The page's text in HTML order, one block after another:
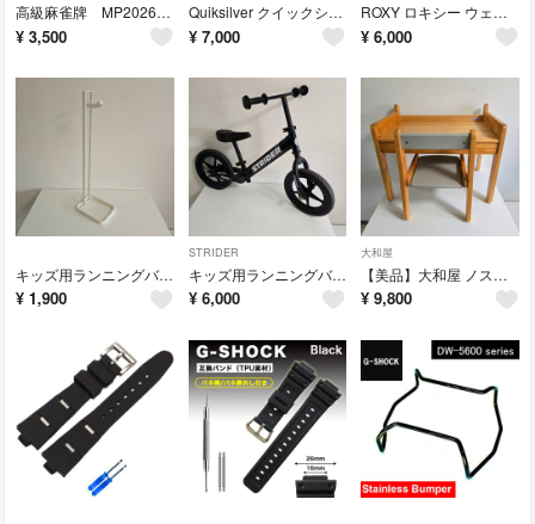
高級麻雀牌 MP2026080501
¥ 3,500
Quiksilver クイックシルバー ウェットーツ syncro フルスーツ
¥ 7,000
ROXY ロキシー ウェットスーツ スプリング レディース6号 2×2mm
¥ 6,000
キッズ用ランニングバイク STRIDER(ストライダー) 12 スタンド
¥ 1,900
STRIDER
キッズ用ランニングバイク STRIDER(ストライダー) 12 SPORT ブラック
¥ 6,000
大和屋
【美品】大和屋 ノスタリトルデスク＆ノスタリトルチェア セット
¥ 9,800